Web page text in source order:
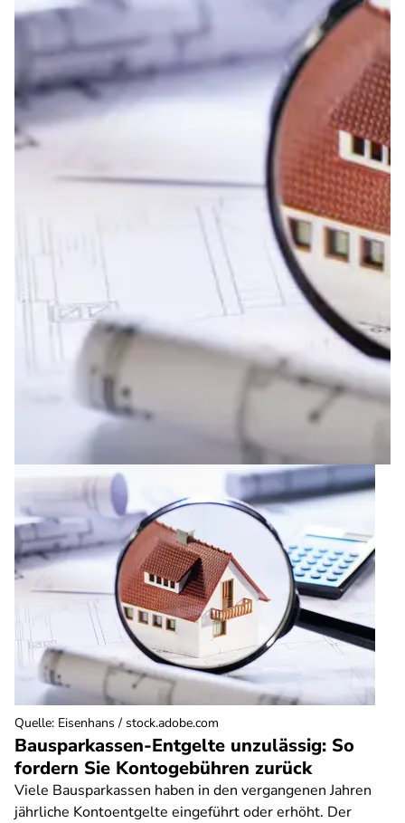
Bausparkassen-Entgelte unzulässig: So
fordern Sie Kontogebühren zurück
Viele Bausparkassen haben in den vergangenen Jahren
jährliche Kontoentgelte eingeführt oder erhöht. Der
Quelle: Eisenhans / stock.adobe.com